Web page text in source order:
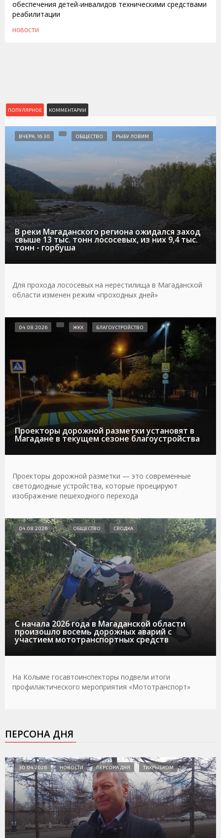
обеспечения детей-инвалидов техническими средствами
реабилитации
НОВОСТИ
ПОПУЛЯРНОЕ КОММЕНТАРИИ
В реки Магаданского региона ожидался заход
свыше 13 тыс. тонн лососевых, из них 9,4 тыс.
тонн - горбуша
ВЧЕРА, 16:30 ОБЩЕСТВО РЫБУ ЛОВИМ
Для прохода лососевых на нерестилища в Магаданской
области изменен режим «проходных дней»
Проекторы дорожной разметки установят в
Магадане в текущем сезоне благоустройства
04.08.2026 ЖКХ БЛАГОУСТРОЙСТВО
Проекторы дорожной разметки — это современные
светодиодные устройства, которые проецируют
изображение пешеходного перехода
С начала 2026 года в Магаданской области
произошло восемь дорожных аварий с
участием мототранспортных средств
04.08.2026 ОБЩЕСТВО СВОДКА
На Колыме госавтоинспекторы подвели итоги
профилактического мероприятия «Мототранспорт»
ПЕРСОНА ДНЯ
30.04.2026 НОВОСТИ ПЕРСОНА ДНЯ ТИХРЫБКОМ